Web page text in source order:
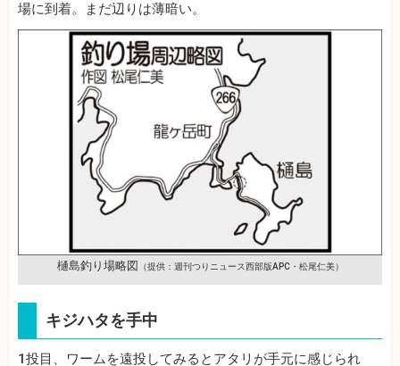
場に到着。まだ辺りは薄暗い。
樋島釣り場略図 （提供：週刊つりニュース西部版APC・松尾仁美）
キジハタを手中
1投目、ワームを遠投してみるとアタリが手元に感じられ